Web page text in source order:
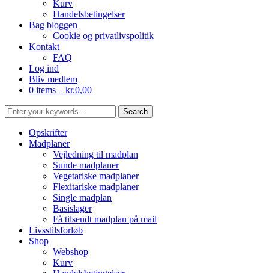
Kurv
Handelsbetingelser
Bag bloggen
Cookie og privatlivspolitik
Kontakt
FAQ
Log ind
Bliv medlem
0 items – kr.0,00
Opskrifter
Madplaner
Vejledning til madplan
Sunde madplaner
Vegetariske madplaner
Flexitariske madplaner
Single madplan
Basislager
Få tilsendt madplan på mail
Livsstilsforløb
Shop
Webshop
Kurv